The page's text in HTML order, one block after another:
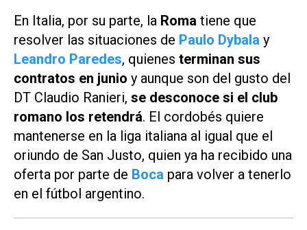
En Italia, por su parte, la Roma tiene que
resolver las situaciones de Paulo Dybala y
Leandro Paredes, quienes terminan sus
contratos en junio y aunque son del gusto del
DT Claudio Ranieri, se desconoce si el club
romano los retendrá. El cordobés quiere
mantenerse en la liga italiana al igual que el
oriundo de San Justo, quien ya ha recibido una
oferta por parte de Boca para volver a tenerlo
en el fútbol argentino.